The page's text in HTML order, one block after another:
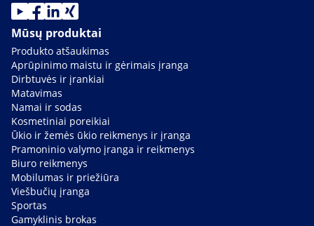
Mūsų produktai
Produkto atšaukimas
Aprūpinimo maistu ir gėrimais įranga
Dirbtuvės ir įrankiai
Matavimas
Namai ir sodas
Kosmetiniai poreikiai
Ūkio ir žemės ūkio reikmenys ir įranga
Pramoninio valymo įranga ir reikmenys
Biuro reikmenys
Mobilumas ir priežiūra
Viešbučių įranga
Sportas
Gamyklinis brokas